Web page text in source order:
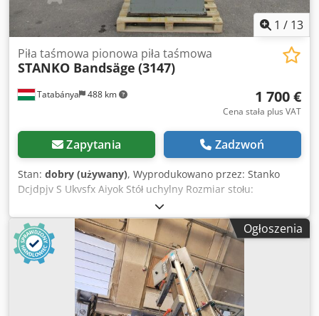
1 / 13
Tatabánya 488 km
Piła taśmowa pionowa piła taśmowa
STANKO Bandsäge (3147)
1 700 €
Cena stała plus VAT
Zapytania Zadzwoń
Stan: dobry (używany), Wyprodukowano przez: Stanko
Dcjdpjv S Ukvsfx Aiyok Stół uchylny Rozmiar stołu:
560x560mm Wersja: 400mm maksymalna wysokość cięcia:
240 mm Długość paska: 3150mm regulowana prędkość
Ogłoszenia